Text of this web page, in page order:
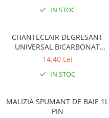
IN STOC
CHANTECLAIR DEGRESANT
UNIVERSAL BICARBONAT
600ML CU PULVERIZATOR
14,40 Lei
IN STOC
MALIZIA SPUMANT DE BAIE 1L
PIN